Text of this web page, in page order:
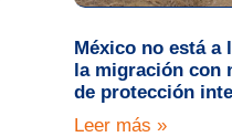
México no está a
la migración con
de protección
Leer más »